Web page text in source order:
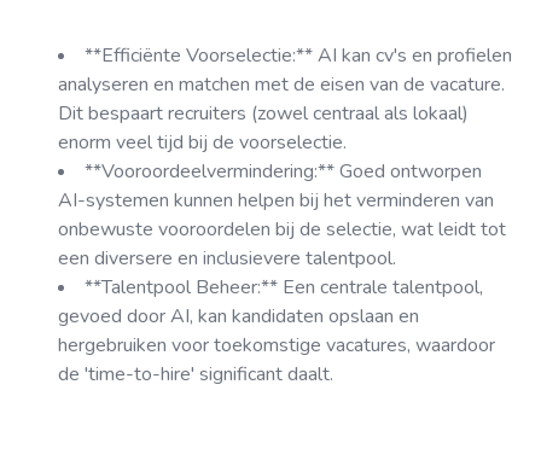
**Efficiënte Voorselectie:** AI kan cv's en profielen
analyseren en matchen met de eisen van de vacature.
Dit bespaart recruiters (zowel centraal als lokaal)
enorm veel tijd bij de voorselectie.
**Vooroordeelvermindering:** Goed ontworpen
AI-systemen kunnen helpen bij het verminderen van
onbewuste vooroordelen bij de selectie, wat leidt tot
een diversere en inclusievere talentpool.
**Talentpool Beheer:** Een centrale talentpool,
gevoed door AI, kan kandidaten opslaan en
hergebruiken voor toekomstige vacatures, waardoor
de 'time-to-hire' significant daalt.